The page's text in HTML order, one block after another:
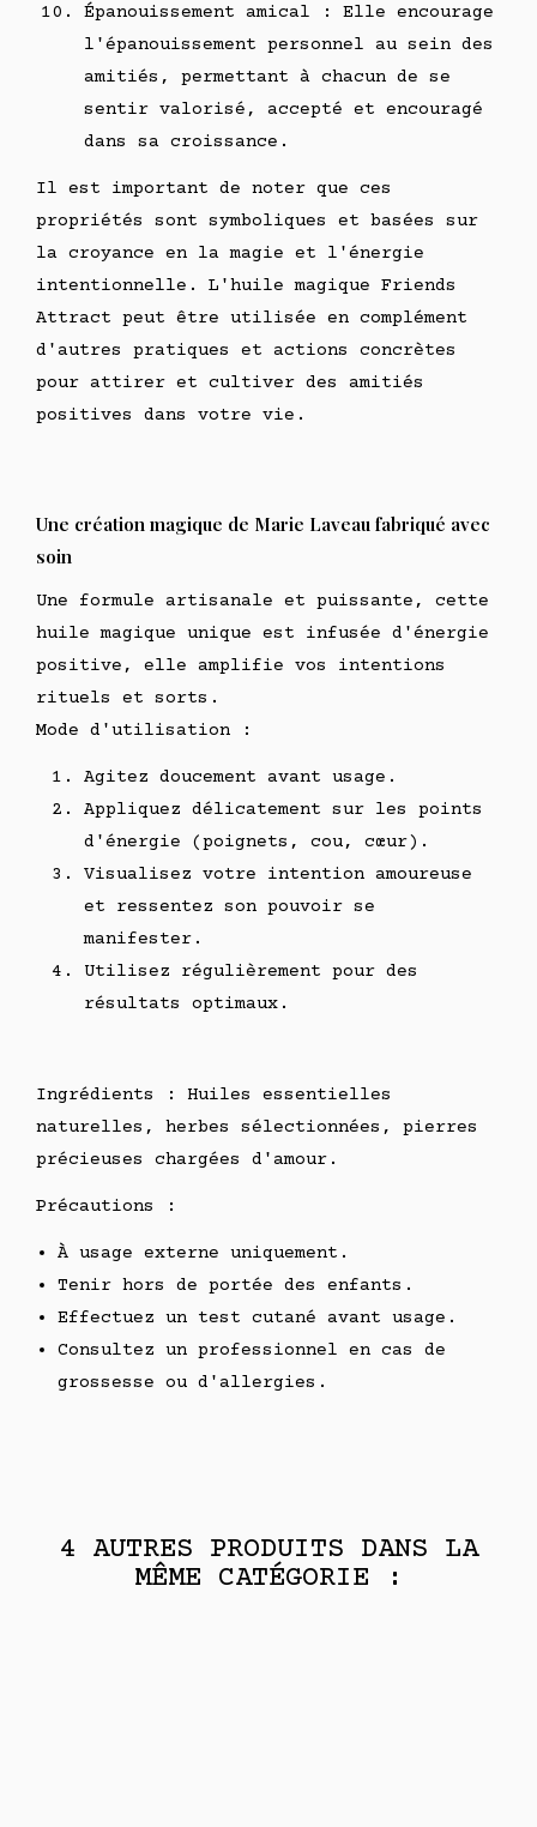
Épanouissement amical : Elle encourage
l'épanouissement personnel au sein des
amitiés, permettant à chacun de se
sentir valorisé, accepté et encouragé
dans sa croissance.
Il est important de noter que ces
propriétés sont symboliques et basées sur
la croyance en la magie et l'énergie
intentionnelle. L'huile magique Friends
Attract peut être utilisée en complément
d'autres pratiques et actions concrètes
pour attirer et cultiver des amitiés
positives dans votre vie.
Une création magique de Marie Laveau fabriqué avec
soin
Une formule artisanale et puissante, cette
huile magique unique est infusée d'énergie
positive, elle amplifie vos intentions
rituels et sorts.
Mode d'utilisation :
Agitez doucement avant usage.
Appliquez délicatement sur les points
d'énergie (poignets, cou, cœur).
Visualisez votre intention amoureuse
et ressentez son pouvoir se
manifester.
Utilisez régulièrement pour des
résultats optimaux.
Ingrédients : Huiles essentielles
naturelles, herbes sélectionnées, pierres
précieuses chargées d'amour.
Précautions :
À usage externe uniquement.
Tenir hors de portée des enfants.
Effectuez un test cutané avant usage.
Consultez un professionnel en cas de
grossesse ou d'allergies.
4 AUTRES PRODUITS DANS LA
MÊME CATÉGORIE :